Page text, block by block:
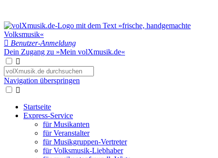
Benutzer-Anmeldung
Dein Zugang zu »Mein volXmusik.de«
Navigation überspringen
Startseite
Express-Service
für Musikanten
für Veranstalter
für Musikgruppen-Vertreter
für Volksmusik-Liebhaber